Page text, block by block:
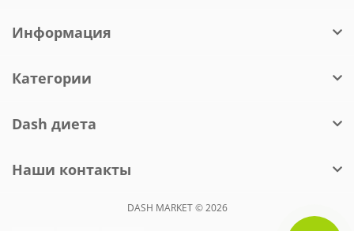
Информация
Категории
Dash диета
Наши контакты
DASH MARKET © 2026